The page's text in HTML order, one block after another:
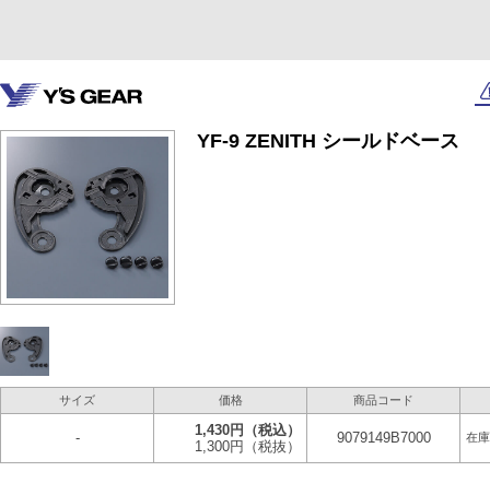
YF-9 ZENITH シールドベース
サイズ 価格 商品コード
- 1,430円
（税込）
1,300円
（税抜）
9079149B7000 在